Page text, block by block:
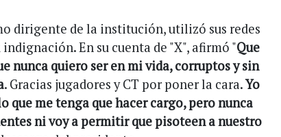
dirigente de la institución, utilizó sus redes
En su cuenta de "X", afirmó "Que
nunca quiero ser en mi vida, corruptos y sin
. Gracias jugadores y CT por poner la cara.Yo
que me tenga que hacer cargo, pero nunca
ni voy a permitir que pisoteen a nuestro